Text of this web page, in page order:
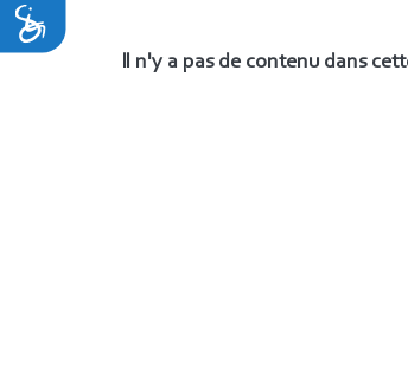
Il n'y a pas de contenu dans